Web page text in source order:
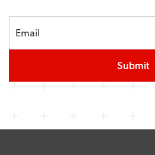
Submit